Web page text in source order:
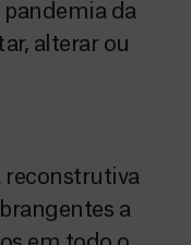
pandemia da
alterar ou
reconstrutiva
a